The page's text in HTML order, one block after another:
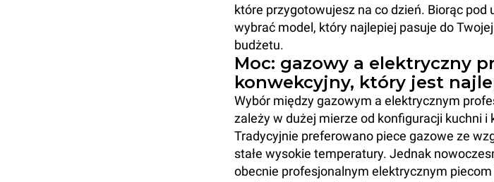
które przygotowujesz na co dzień. Biorąc pod
wybrać model, który najlepiej pasuje do
budżetu.
Moc: gazowy a elektryczny
konwekcyjny, który jest
Wybór między gazowym a elektrycznym
zależy w dużej mierze od konfiguracji kuchni
Tradycyjnie preferowano piece gazowe ze
stałe wysokie temperatury. Jednak
obecnie profesjonalnym elektrycznym